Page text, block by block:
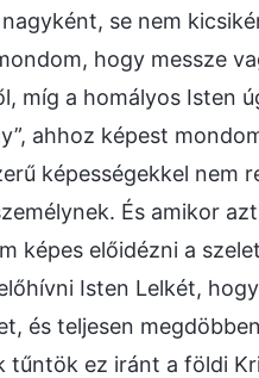
se nem
hogy messze
míg a homályos Isten
ahhoz képest
képességekkel nem
És amikor
képes előidézni a
Isten Lelkét,
és teljesen
tűntök ez iránt a földi